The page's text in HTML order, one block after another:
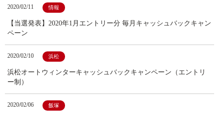
2020/02/11 情報
【当選発表】2020年1月エントリー分 毎月キャッシュバックキャン
ペーン
2020/02/10 浜松
浜松オートウィンターキャッシュバックキャンペーン（エントリ
ー制）
2020/02/06 飯塚